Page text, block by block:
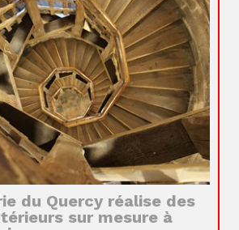
du Quercy réalise des
sur mesure à